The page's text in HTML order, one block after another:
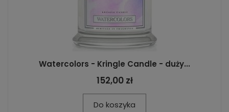
Watercolors - Kringle Candle - duży...
152,00 zł
Do koszyka